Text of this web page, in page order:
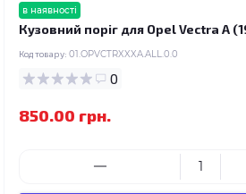
в наявності
Кузовний поріг для Opel Vectra A
Код товару: 01.OPVCTRXXXA.ALL.0.0
0
850.00 грн.